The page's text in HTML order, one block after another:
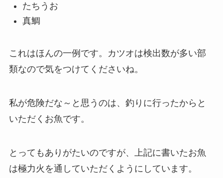
たちうお
真鯛
これはほんの一例です。
カツオは検出数が多い部
類なので気をつけてくださいね。
私が危険だな～と思うのは、 釣りに行ったからと
いただくお魚です。
とってもありがたいのですが、
上記に書いたお魚
は極力火を通していただくようにしています。